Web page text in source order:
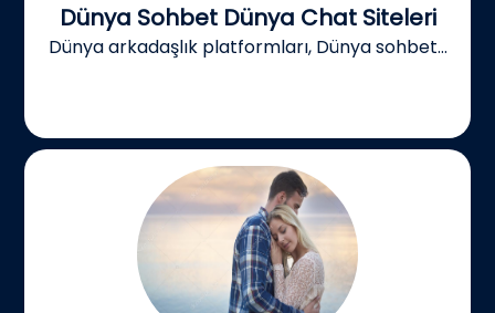
Dünya Sohbet Dünya Chat Siteleri
Dünya arkadaşlık platformları, Dünya sohbet...